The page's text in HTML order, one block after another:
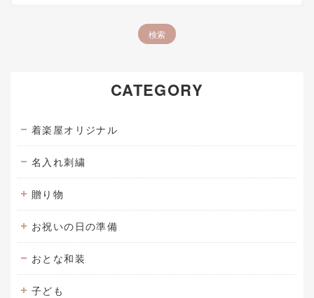
CATEGORY
着楽屋オリジナル
名入れ刺繍
贈り物
お祝いの日の準備
おとな和装
子ども